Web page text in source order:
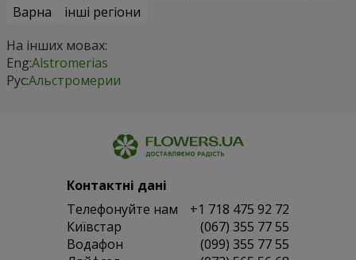
Варна
інші регіони
На інших мовах:
Eng:Alstromerias
Рус:Альстромерии
Контактні дані
Телефонуйте нам
+1 718 475 92 72
Київстар
(067) 355 77 55
Водафон
(099) 355 77 55